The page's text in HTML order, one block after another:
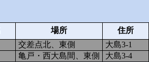
場所 住所
交差点北、東側 大島3-1
亀戸・西大島間、東側 大島3-4